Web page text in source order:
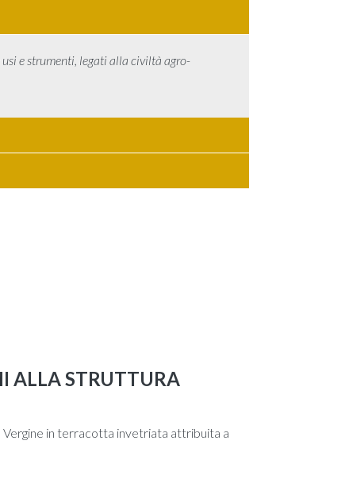
usi e strumenti, legati alla civiltà agro-
ALLA STRUTTURA
Vergine in terracotta invetriata attribuita a